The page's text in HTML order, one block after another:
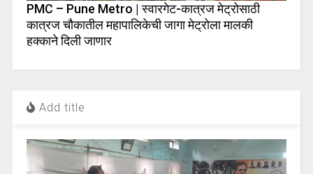
PMC – Pune Metro | स्वारगेट-कात्रज मेट्रोसाठी
कात्रज चौकातील महापालिकेची जागा मेट्रोला मालकी
हक्काने दिली जाणार
Add title